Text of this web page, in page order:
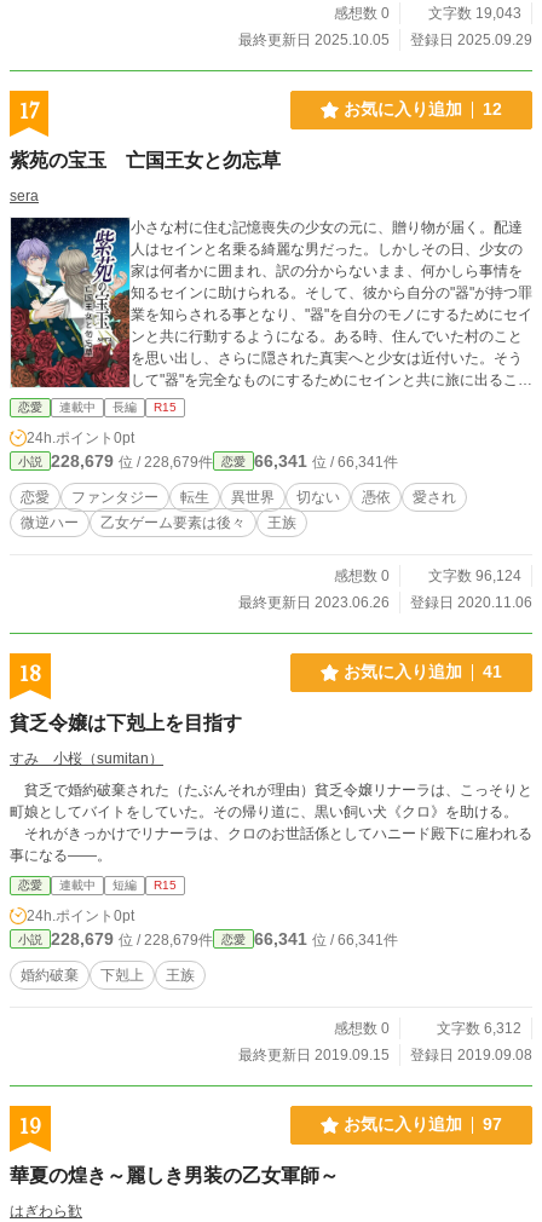
感想数 0
文字数 19,043
最終更新日 2025.10.05
登録日 2025.09.29
17 お気に入り追加 12
紫苑の宝玉 亡国王女と勿忘草
sera
小さな村に住む記憶喪失の少女の元に、贈り物が届く。配達
人はセインと名乗る綺麗な男だった。しかしその日、少女の
家は何者かに囲まれ、訳の分からないまま、何かしら事情を
知るセインに助けられる。そして、彼から自分の"器"が持つ罪
業を知らされる事となり、"器"を自分のモノにするためにセイ
ンと共に行動するようになる。ある時、住んでいた村のこと
を思い出し、さらに隠された真実へと少女は近付いた。そう
して"器"を完全なものにするためにセインと共に旅に出ること
となった少女。見た目と裏腹な性格の彼に翻弄されつつも
段々と惹かれ、彼の正体を知り、同時に忘れていた思い出が
蘇っていくのであった。 (思い付きでかいているため差異が出
ます。完結後にちゃんとしたあらすじを書く予定)
恋愛 連載中 長編 R15
24h.ポイント 0pt
小説 228,679 位 / 228,679件 恋愛 66,341 位 / 66,341件
恋愛 ファンタジー 転生 異世界 切ない 憑依
愛され
微逆ハー
乙女ゲーム要素は後々 王族
感想数 0
文字数 96,124
最終更新日 2023.06.26
登録日 2020.11.06
18 お気に入り追加 41
貧乏令嬢は下剋上を目指す
すみ 小桜（sumitan）
貧乏で婚約破棄された（たぶんそれが理由）貧乏令嬢リナーラは、こっそりと
町娘としてバイトをしていた。その帰り道に、黒い飼い犬《クロ》を助ける。
それがきっかけでリナーラは、クロのお世話係としてハニード殿下に雇われる
事になる――。
恋愛 連載中 短編 R15
24h.ポイント 0pt
小説 228,679 位 / 228,679件 恋愛 66,341 位 / 66,341件
婚約破棄 下剋上 王族
感想数 0
文字数 6,312
最終更新日 2019.09.15
登録日 2019.09.08
19 お気に入り追加 97
華夏の煌き～麗しき男装の乙女軍師～
はぎわら歓